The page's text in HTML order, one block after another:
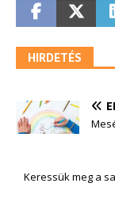
HIRDETÉS
Keressük meg a